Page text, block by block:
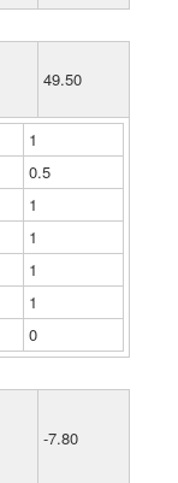
49.50
1
0.5
1
1
1
1
0
-7.80